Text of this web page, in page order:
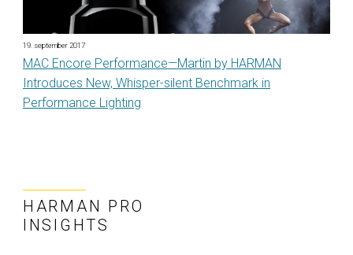
19. september 2017
MAC Encore Performance—Martin by HARMAN
Introduces New, Whisper-silent Benchmark in
Performance Lighting
HARMAN PRO
INSIGHTS